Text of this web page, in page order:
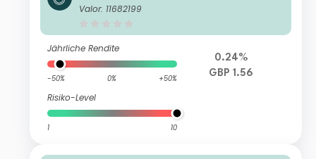
U Income
Valor: 11682199
Jährliche Rendite
-50% 0% +50%
Risiko-Level
1 10
0.24%
GBP 1.56